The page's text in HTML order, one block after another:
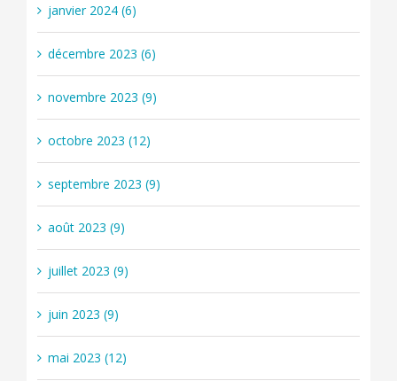
janvier 2024 (6)
décembre 2023 (6)
novembre 2023 (9)
octobre 2023 (12)
septembre 2023 (9)
août 2023 (9)
juillet 2023 (9)
juin 2023 (9)
mai 2023 (12)